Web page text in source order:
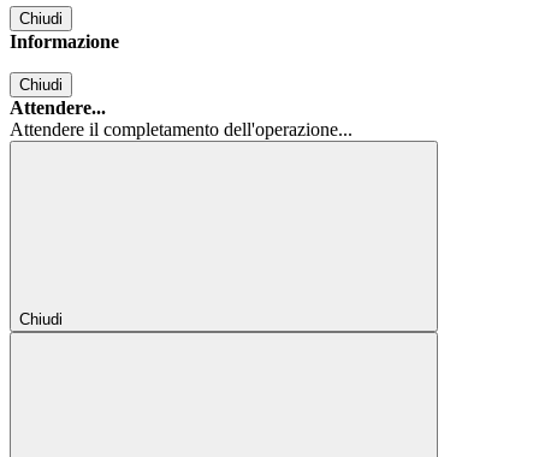
Chiudi
Informazione
Chiudi
Attendere...
Attendere il completamento dell'operazione...
Chiudi